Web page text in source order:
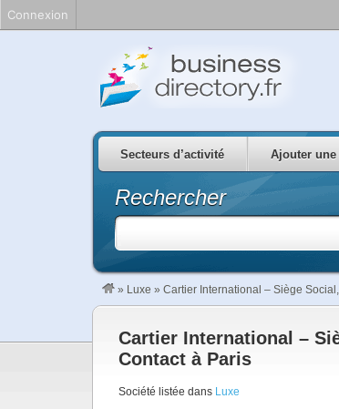
Secteurs d’activité Ajouter une
Rechercher
» Luxe » Cartier International – Siège
Cartier International –
Contact à Paris
Société listée dans Luxe
Connexion